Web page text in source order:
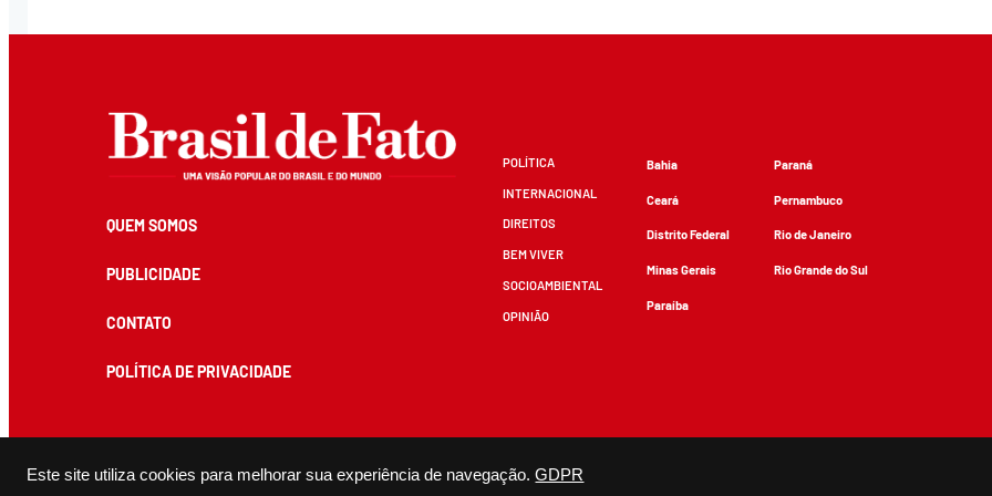
Este site utiliza cookies para melhorar sua experiência de navegação. GDPR
QUEM SOMOS
PUBLICIDADE
CONTATO
POLÍTICA DE PRIVACIDADE
POLÍTICA
INTERNACIONAL
DIREITOS
BEM VIVER
SOCIOAMBIENTAL
OPINIÃO
Bahia
Ceará
Distrito Federal
Minas Gerais
Paraíba
Paraná
Pernambuco
Rio de Janeiro
Rio Grande do Sul